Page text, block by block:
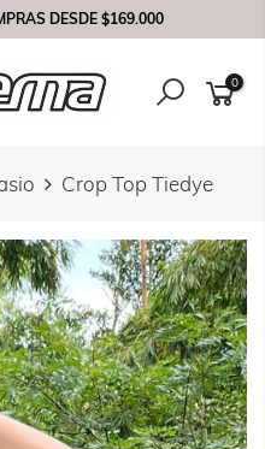
DESDE$169.000
0
Crop Top Tiedye